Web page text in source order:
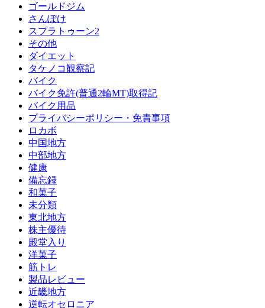
ゴールドジム
さんぽけ
スプラトゥーン2
その他
ダイエット
タケノコ観察記
バイク
バイク免許(普通2輪MT)取得記
バイク用品
プライバシーポリシー・免責事項
ロカボ
中国地方
中部地方
健康
備忘録
和菓子
未分類
東北地方
株主優待
殿堂入り
洋菓子
筋トレ
製品レビュー
近畿地方
逆転オセロニア